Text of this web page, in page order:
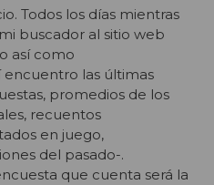
Todos los días mientras
buscador al sitio web
así como
encuentro las últimas
promedios de los
recuentos
en juego,
del pasado-.
que cuenta será la